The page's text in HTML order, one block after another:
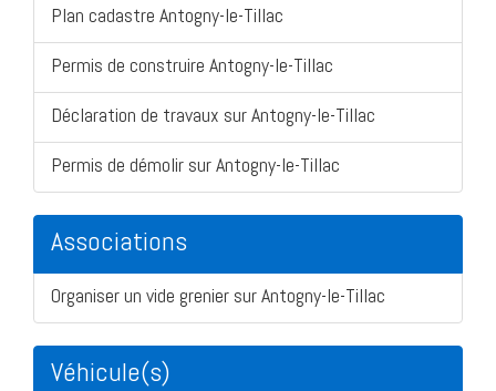
Plan cadastre Antogny-le-Tillac
Permis de construire Antogny-le-Tillac
Déclaration de travaux sur Antogny-le-Tillac
Permis de démolir sur Antogny-le-Tillac
Associations
Organiser un vide grenier sur Antogny-le-Tillac
Véhicule(s)